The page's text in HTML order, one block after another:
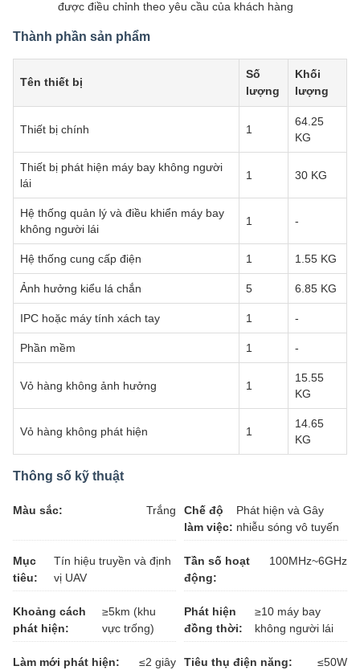
được điều chỉnh theo yêu cầu của khách hàng
Thành phần sản phẩm
Tên thiết bị
Số
lượng
Khối
lượng
Thiết bị chính 1
64.25
KG
Thiết bị phát hiện máy bay không người
lái
1 30 KG
Hệ thống quản lý và điều khiển máy bay
không người lái
1 -
Hệ thống cung cấp điện 1 1.55 KG
Ảnh hưởng kiểu lá chắn 5 6.85 KG
IPC hoặc máy tính xách tay 1 -
Phần mềm 1 -
Vỏ hàng không ảnh hưởng 1
15.55
KG
Vỏ hàng không phát hiện 1
14.65
KG
Thông số kỹ thuật
Màu sắc: Trắng
Chế độ
làm việc:
Phát hiện và Gây
nhiễu sóng vô tuyến
Mục
tiêu:
Tín hiệu truyền và định
vị UAV
Tần số hoạt
động:
100MHz~6GHz
Khoảng cách
phát hiện:
≥5km (khu
vực trống)
Phát hiện
đồng thời:
≥10 máy bay
không người lái
Làm mới phát hiện: ≤2 giây Tiêu thụ điện năng: ≤50W